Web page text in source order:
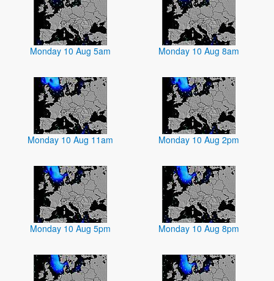
Monday 10 Aug 5am Monday 10 Aug 8am
Monday 10 Aug 11am Monday 10 Aug 2pm
Monday 10 Aug 5pm Monday 10 Aug 8pm